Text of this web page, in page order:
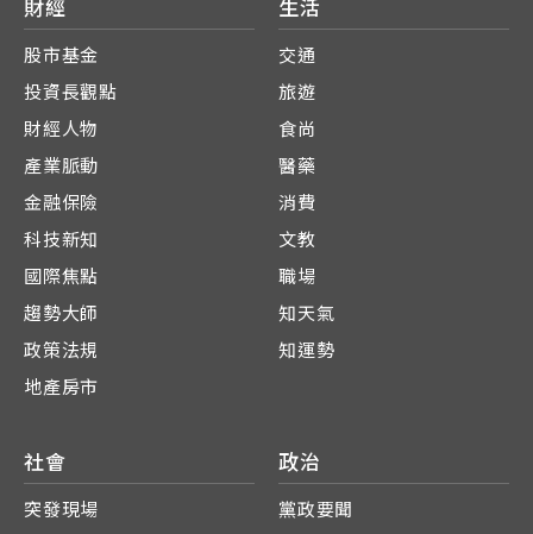
財經
股市基金
投資長觀點
財經人物
產業脈動
金融保險
科技新知
國際焦點
趨勢大師
政策法規
地產房市
生活
交通
旅遊
食尚
醫藥
消費
文教
職場
知天氣
知運勢
社會
突發現場
政治
黨政要聞